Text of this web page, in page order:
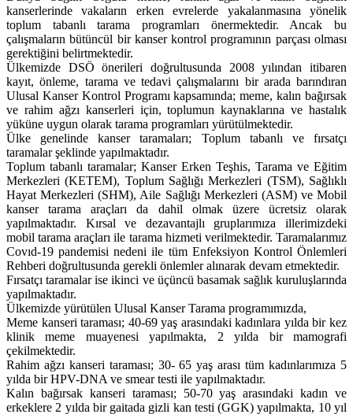
kanserlerinde vakaların erken evrelerde yakalanmasına yönelik
toplum tabanlı tarama programları önermektedir. Ancak bu
çalışmaların bütüncül bir kanser kontrol programının parçası olması
gerektiğini belirtmektedir.
Ülkemizde DSÖ önerileri doğrultusunda 2008 yılından itibaren
kayıt, önleme, tarama ve tedavi çalışmalarını bir arada barındıran
Ulusal Kanser Kontrol Programı kapsamında; meme, kalın bağırsak
ve rahim ağzı kanserleri için, toplumun kaynaklarına ve hastalık
yüküne uygun olarak tarama programları yürütülmektedir.
Ülke genelinde kanser taramaları; Toplum tabanlı ve fırsatçı
taramalar şeklinde yapılmaktadır.
Toplum tabanlı taramalar; Kanser Erken Teşhis, Tarama ve Eğitim
Merkezleri (KETEM), Toplum Sağlığı Merkezleri (TSM), Sağlıklı
Hayat Merkezleri (SHM), Aile Sağlığı Merkezleri (ASM) ve Mobil
kanser tarama araçları da dahil olmak üzere ücretsiz olarak
yapılmaktadır. Kırsal ve dezavantajlı gruplarımıza illerimizdeki
mobil tarama araçları ile tarama hizmeti verilmektedir. Taramalarımız
Covıd-19 pandemisi nedeni ile tüm Enfeksiyon Kontrol Önlemleri
Rehberi doğrultusunda gerekli önlemler alınarak devam etmektedir.
Fırsatçı taramalar ise ikinci ve üçüncü basamak sağlık kuruluşlarında
yapılmaktadır.
Ülkemizde yürütülen Ulusal Kanser Tarama programımızda,
Meme kanseri taraması; 40-69 yaş arasındaki kadınlara yılda bir kez
klinik meme muayenesi yapılmakta, 2 yılda bir mamografi
çekilmektedir.
Rahim ağzı kanseri taraması; 30- 65 yaş arası tüm kadınlarımıza 5
yılda bir HPV-DNA ve smear testi ile yapılmaktadır.
Kalın bağırsak kanseri taraması; 50-70 yaş arasındaki kadın ve
erkeklere 2 yılda bir gaitada gizli kan testi (GGK) yapılmakta, 10 yıl